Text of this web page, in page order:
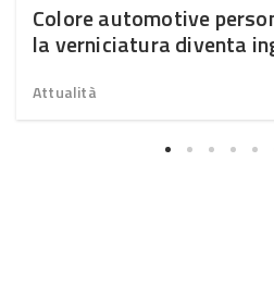
Colore automotive
la verniciatura diventa
Attualità